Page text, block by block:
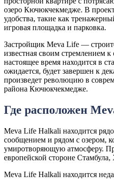
озеро Кючюкчекмедже. В
удобства, такие как
игровая площадка и парковка.
Застройщик Meva Life —
известная своим стремлением
настоящее время находится в
ожидается, будет завершен к
произведет революцию в
района Кючюкчекмедже.
Где расположен
Meva Life Halkali находится
сообщением и рядом с озером,
умиротворяющую атмосферу.
европейской стороне
Meva Life Halkali находится